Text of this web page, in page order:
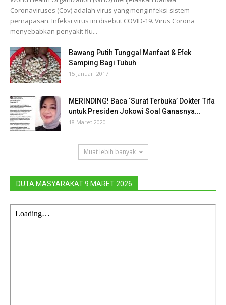
Coronaviruses (Cov) adalah virus yang menginfeksi sistem
pernapasan. Infeksi virus ini disebut COVID-19. Virus Corona
menyebabkan penyakit flu...
Bawang Putih Tunggal Manfaat & Efek
Samping Bagi Tubuh
15 Januari 2017
MERINDING! Baca ‘Surat Terbuka’ Dokter Tifa
untuk Presiden Jokowi Soal Ganasnya...
18 Maret 2020
Muat lebih banyak
DUTA MASYARAKAT 9 MARET 2026